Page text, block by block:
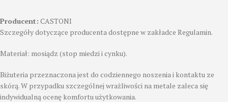
Producent: CASTONI
Szczegóły dotyczące producenta dostępne w zakładce Regulamin.
Materiał: mosiądz (stop miedzi i cynku).
Biżuteria przeznaczona jest do codziennego noszenia i kontaktu ze
skórą. W przypadku szczególnej wrażliwości na metale zaleca się
indywidualną ocenę komfortu użytkowania.